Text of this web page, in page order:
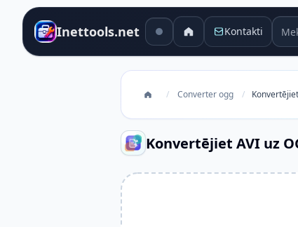
Inettools.net Kontakti
/ Converter ogg /
Konvertējiet AVI uz